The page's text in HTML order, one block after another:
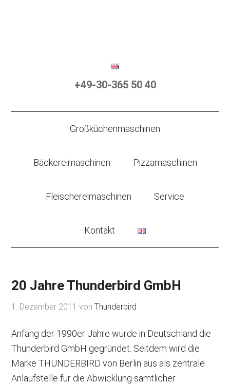
+49-30-365 50 40
Großküchenmaschinen
Bäckereimaschinen Pizzamaschinen
Fleischereimaschinen Service
Kontakt
20 Jahre Thunderbird GmbH
1. Dezember 2011 vonThunderbird
Anfang der 1990er Jahre wurde in Deutschland die
Thunderbird GmbH gegründet. Seitdem wird die
Marke THUNDERBIRD von Berlin aus als zentrale
Anlaufstelle für die Abwicklung sämtlicher